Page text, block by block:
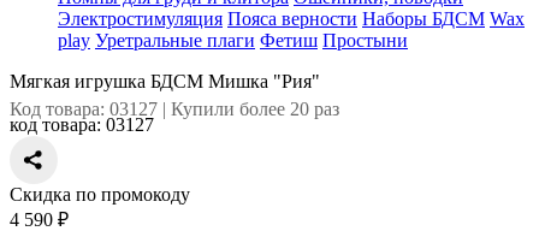
Электростимуляция Пояса верности Наборы БДСМ Wax
play Уретральные плаги Фетиш Простыни
Мягкая игрушка БДСМ Мишка "Рия"
Код товара: 03127 | Купили более 20 раз
код товара: 03127
Скидка по промокоду
4 590 ₽